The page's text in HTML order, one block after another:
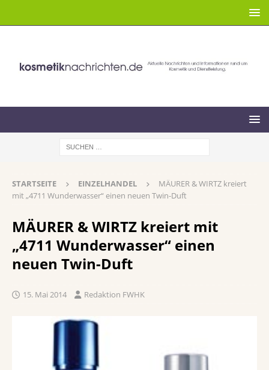
STARTSEITE EINZELHANDEL
MÄURER & WIRTZ kreiert
mit „4711 Wunderwasser“ einen neuen Twin-Duft
MÄURER & WIRTZ kreiert mit
„4711 Wunderwasser“ einen
neuen Twin-Duft
15. Mai 2014 Redaktion FWHK